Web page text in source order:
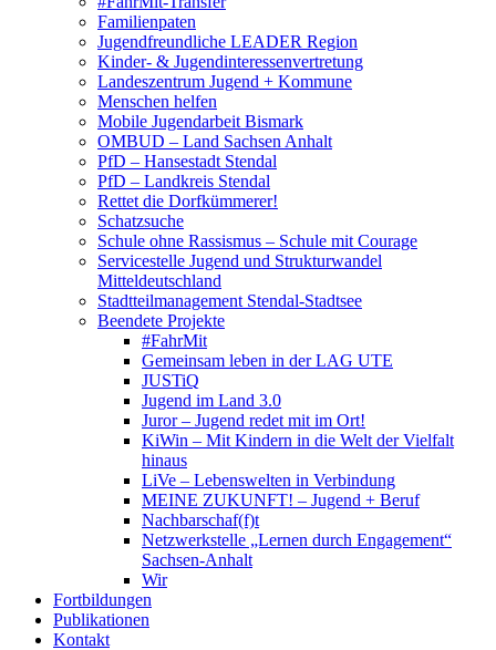
Familienpaten
Jugendfreundliche LEADER Region
Kinder- & Jugendinteressenvertretung
Landeszentrum Jugend + Kommune
Menschen helfen
Mobile Jugendarbeit Bismark
OMBUD – Land Sachsen Anhalt
PfD – Hansestadt Stendal
PfD – Landkreis Stendal
Rettet die Dorfkümmerer!
Schatzsuche
Schule ohne Rassismus – Schule mit Courage
Servicestelle Jugend und Strukturwandel
Mitteldeutschland
Stadtteilmanagement Stendal-Stadtsee
Beendete Projekte
#FahrMit
Gemeinsam leben in der LAG UTE
JUSTiQ
Jugend im Land 3.0
Juror – Jugend redet mit im Ort!
KiWin – Mit Kindern in die Welt der Vielfalt
hinaus
LiVe – Lebenswelten in Verbindung
MEINE ZUKUNFT! – Jugend + Beruf
Nachbarschaf(f)t
Netzwerkstelle „Lernen durch Engagement“
Sachsen-Anhalt
Wir
Fortbildungen
Publikationen
Kontakt